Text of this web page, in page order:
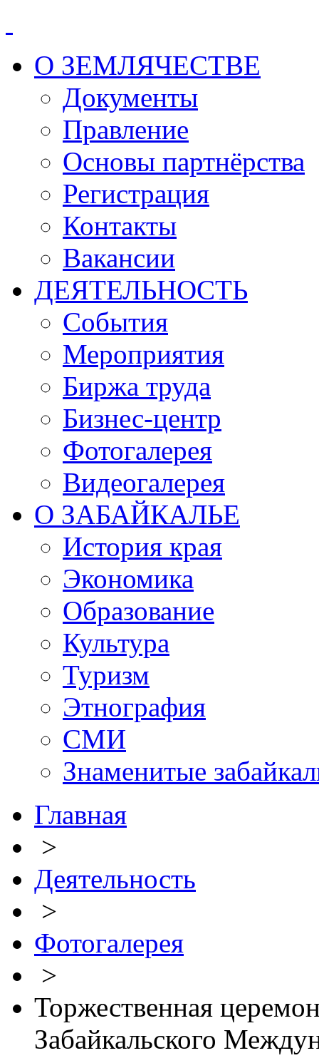
О ЗЕМЛЯЧЕСТВЕ
Документы
Правление
Основы партнёрства
Регистрация
Контакты
Вакансии
ДЕЯТЕЛЬНОСТЬ
События
Мероприятия
Биржа труда
Бизнес-центр
Фотогалерея
Видеогалерея
О ЗАБАЙКАЛЬЕ
История края
Экономика
Образование
Культура
Туризм
Этнография
СМИ
Знаменитые
Главная
>
Деятельность
>
Фотогалерея
>
Торжественная
Забайкальского